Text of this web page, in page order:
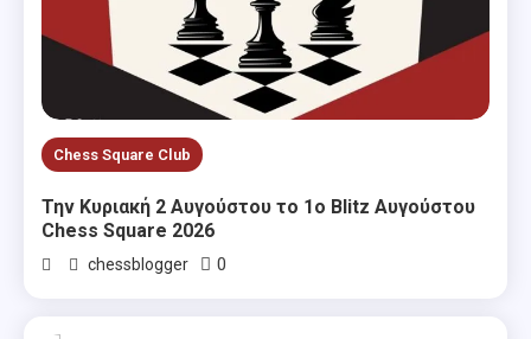
Chess Square Club
Την Κυριακή 2 Αυγούστου το 1ο Blitz Αυγούστου
Chess Square 2026
chessblogger 0